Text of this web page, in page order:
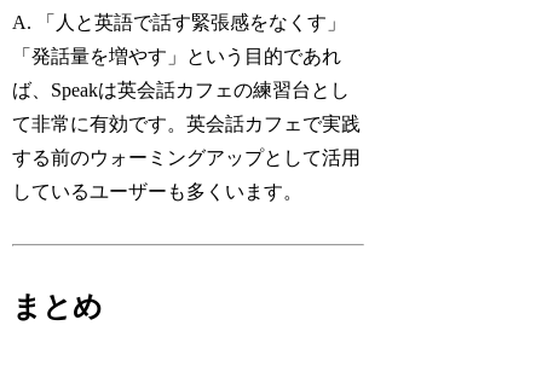
A. 「人と英語で話す緊張感をなくす」
「発話量を増やす」という目的であれ
ば、Speakは英会話カフェの練習台とし
て非常に有効です。英会話カフェで実践
する前のウォーミングアップとして活用
しているユーザーも多くいます。
まとめ